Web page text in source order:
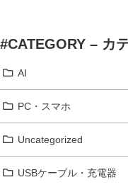
#CATEGORY – カ
AI
PC・スマホ
Uncategorized
USBケーブル・充電器